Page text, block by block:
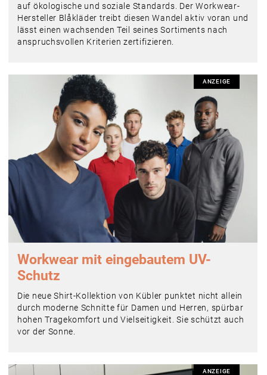
auf ökologische und soziale Standards. Der Workwear-
Hersteller Blåkläder treibt diesen Wandel aktiv voran und
lässt einen wachsenden Teil seines Sortiments nach
anspruchsvollen Kriterien zertifizieren.
ANZEIGE
Workwear mit eingebautem UV-
Schutz
Die neue Shirt-Kollektion von Kübler punktet nicht allein
durch moderne Schnitte für Damen und Herren, spürbar
hohen Tragekomfort und Vielseitigkeit. Sie schützt auch
vor der Sonne.
ANZEIGE